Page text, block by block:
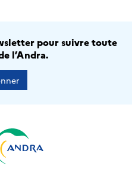
pour suivre toute
l’Andra.